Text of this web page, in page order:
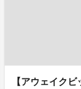
【アウェイク